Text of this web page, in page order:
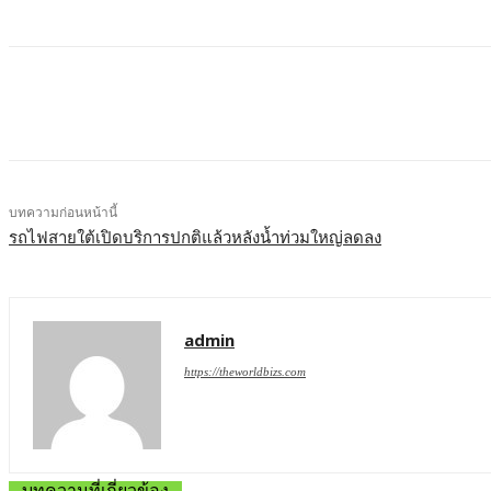
บทความก่อนหน้านี้
รถไฟสายใต้เปิดบริการปกติแล้วหลังน้ำท่วมใหญ่ลดลง
admin
https://theworldbizs.com